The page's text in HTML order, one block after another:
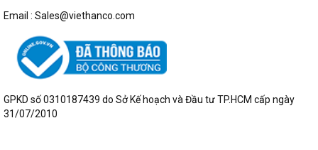
Email : Sales@viethanco.com
GPKD số 0310187439 do Sở Kế hoạch và Đầu tư TP.HCM cấp ngày
31/07/2010